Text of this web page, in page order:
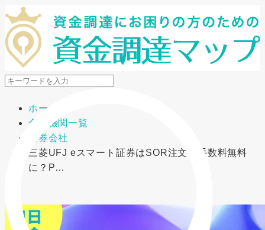
メニューを開閉
ホーム
金融機関一覧
証券会社
三菱UFJ eスマート証券はSOR注文で手数料無料
に？P…